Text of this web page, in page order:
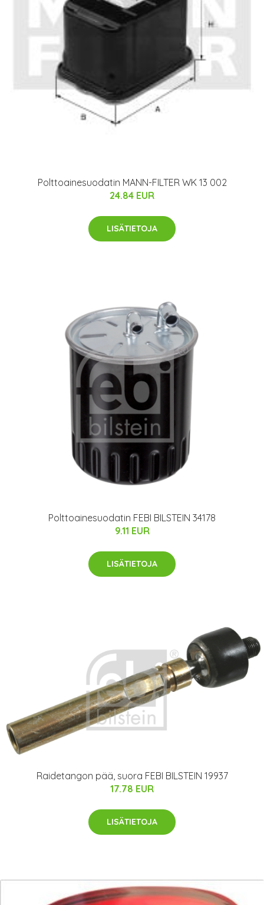
Polttoainesuodatin MANN-FILTER WK 13 002
24.84 EUR
LISÄTIETOJA
Polttoainesuodatin FEBI BILSTEIN 34178
9.11 EUR
LISÄTIETOJA
Raidetangon pää, suora FEBI BILSTEIN 19937
17.78 EUR
LISÄTIETOJA